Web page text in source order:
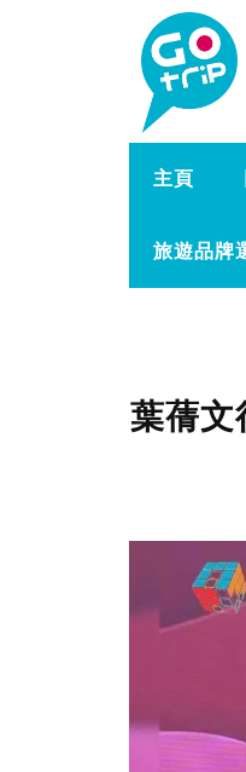
主頁
旅遊品牌
葉蒨文